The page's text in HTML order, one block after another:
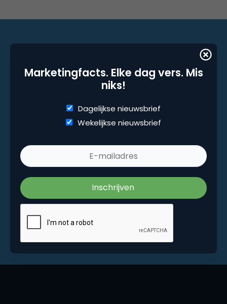
Marketingfacts. Elke dag vers. Mis
niks!
Dagelijkse nieuwsbrief
Wekelijkse nieuwsbrief
Marketingfacts. Elke dag vers. Mis niks!
Dagelijkse nieuwsbrief
Wekelijkse nieuwsbrief